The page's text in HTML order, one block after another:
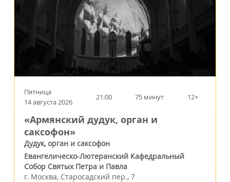
Пятница
14 августа 2026
21:00 75 минут 12+
«Армянский дудук, орган и
саксофон»
Дудук, орган и саксофон
Евангелическо-Лютеранский Кафедральный
Собор Святых Петра и Павла
г. Москва, Старосадский пер., 7